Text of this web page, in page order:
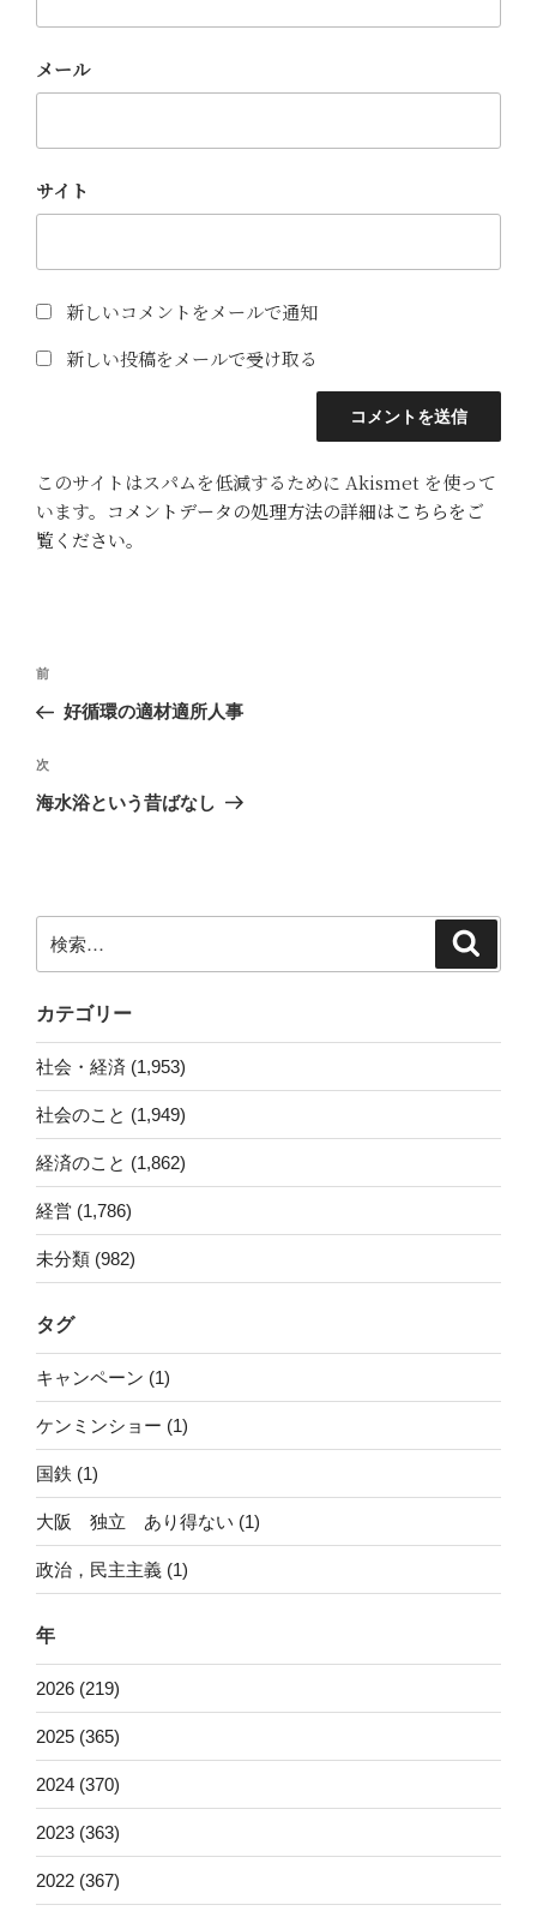
メール
サイト
新しいコメントをメールで通知
新しい投稿をメールで受け取る
このサイトはスパムを低減するために Akismet を使って
います。 コメントデータの処理方法の詳細はこちらをご
覧ください。
投
ナ
ビ
ゲ
ン
前
の
稿
前
好循環の適材適所人事
次
の
次
海水浴という昔ばなし
索:
カテゴリー
社会・経済 (1,953)
社会のこと (1,949)
経済のこと (1,862)
経営 (1,786)
未分類 (982)
タグ
キャンペーン (1)
ケンミンショー (1)
国鉄 (1)
大阪 独立 あり得ない (1)
政治，民主主義 (1)
年
2026 (219)
2025 (365)
2024 (370)
2023 (363)
2022 (367)